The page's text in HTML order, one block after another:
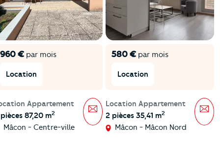
960 €par mois
Location
Appartement
87,20 m2
Mâcon - Centre-ville
Message
580 €par mois
Location
Location Appartement
2 pièces 35,41 m2
Mâcon - Mâcon Nord